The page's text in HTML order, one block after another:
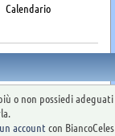
Calendario
o non possiedi
account con